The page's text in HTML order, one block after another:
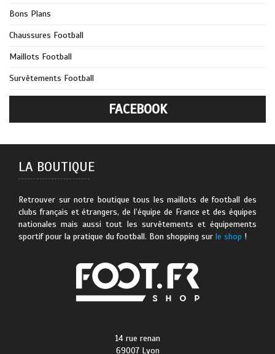
Bons Plans
Chaussures Football
Maillots Football
Survêtements Football
FACEBOOK
LA BOUTIQUE
Retrouver sur notre boutique tous les maillots de football des
clubs français et étrangers, de l’équipe de France et des équipes
nationales mais aussi tout les survêtements et équipements
sportif pour la pratique du football. Bon shopping sur le shop !
14 rue renan
69007 Lyon